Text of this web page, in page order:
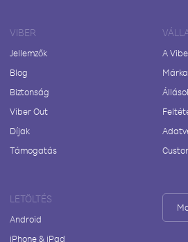
VIBER
Jellemzők
Blog
Biztonság
Viber Out
Díjak
Támogatás
A
LETÖLTÉS
Android
iPhone & iPad